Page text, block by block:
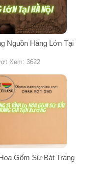
Nguồn Hàng Lớn Tại
Xem: 3622
Gốm Sứ Bát Tràng